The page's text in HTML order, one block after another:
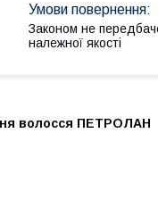
Законом не
належної якості
волосся ПЕТРОЛАН